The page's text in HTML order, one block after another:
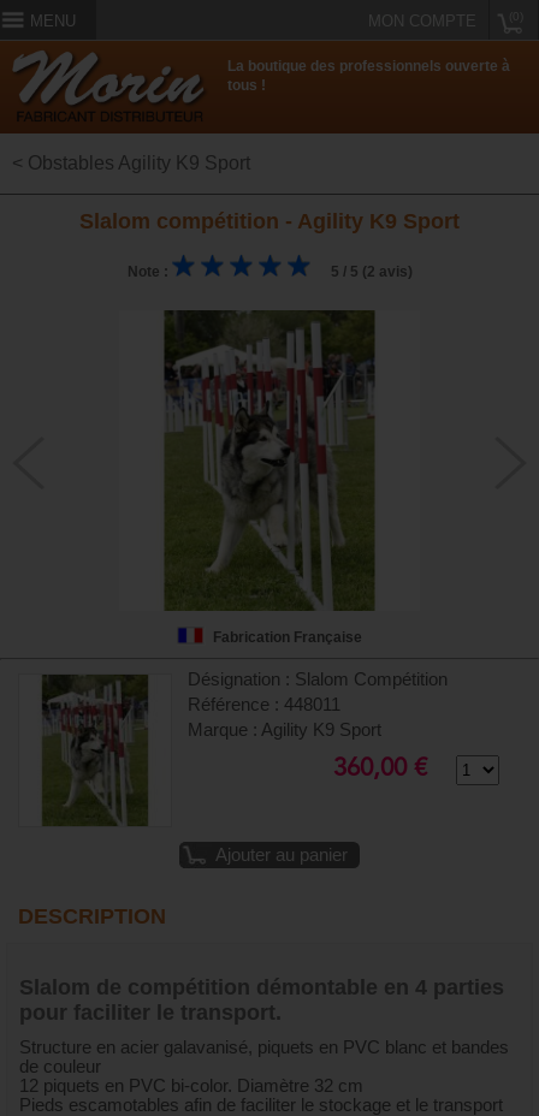
MENU MON COMPTE
La boutique des professionnels ouverte à
tous !
< Obstables Agility K9 Sport
Slalom compétition - Agility K9 Sport
Note : 5 / 5 (2 avis)
Fabrication Française
Désignation : Slalom Compétition
Référence : 448011
Marque : Agility K9 Sport
360,00 €
Ajouter au panier
DESCRIPTION
Slalom de compétition démontable en 4 parties
pour faciliter le transport.
Structure en acier galavanisé, piquets en PVC blanc et bandes
de couleur
12 piquets en PVC bi-color. Diamètre 32 cm
Pieds escamotables afin de faciliter le stockage et le transport